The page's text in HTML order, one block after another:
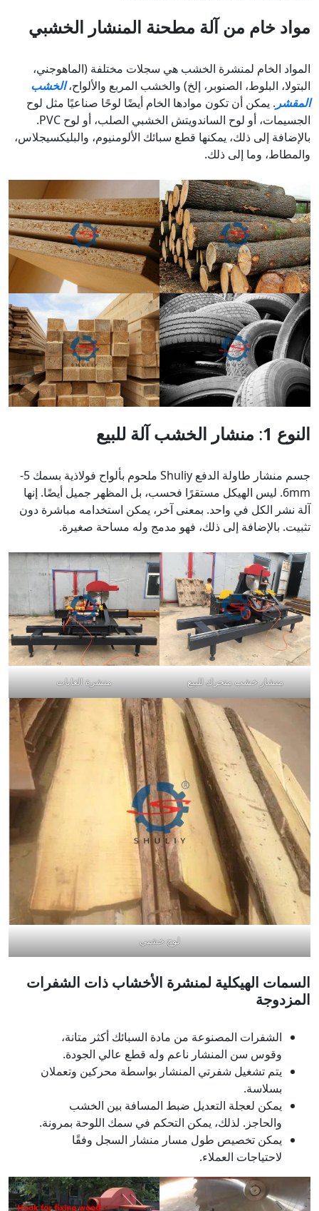
مواد خام من آلة مطحنة المنشار الخشبي
المواد الخام لمنشرة الخشب هي سجلات مختلفة (الماهوجني،
البتولا، البلوط، الصنوبر، إلخ) والخشب المربع والألواح،الخشب
المقشر . يمكن أن تكون موادها الخام أيضًا لوحًا صناعيًا مثل لوح
الجسيمات، أو لوح الساندويتش الخشبي الصلب، أو لوح PVC.
بالإضافة إلى ذلك، يمكنها قطع سبائك الألومنيوم، والبليكسيجلاس،
والمطاط، وما إلى ذلك.
النوع 1 : منشار الخشب آلة للبيع
جسم منشار طاولة الدفع Shuliy ملحوم بألواح فولاذية بسمك 5-
6mm. ليس الهيكل مستقرًا فحسب، بل المظهر جميل أيضًا. إنها
آلة نشر الكل في واحد. بمعنى آخر، يمكن استخدامه مباشرة دون
تثبيت. بالإضافة إلى ذلك، فهو مدمج وله مساحة صغيرة.
منشار خشب متحرك للبيع منشرة الغابات
لوح خشبي
السمات الهيكلية لمنشرة الأخشاب ذات الشفرات
المزدوجة
الشفرات المصنوعة من مادة السبائك أكثر متانة،
وقوس سن المنشار ناعم وله قطع عالي الجودة.
يتم تشغيل شفرتي المنشار بواسطة محركين وتعملان
بسلاسة.
يمكن لعجلة التعديل ضبط المسافة بين الخشب
والحاجز. لذلك، يمكن التحكم في سمك اللوحة بمرونة.
يمكن تخصيص طول مسار منشار السجل وفقًا
لاحتياجات العملاء.